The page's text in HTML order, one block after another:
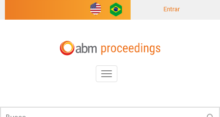
Entrar
Toggle
navigation